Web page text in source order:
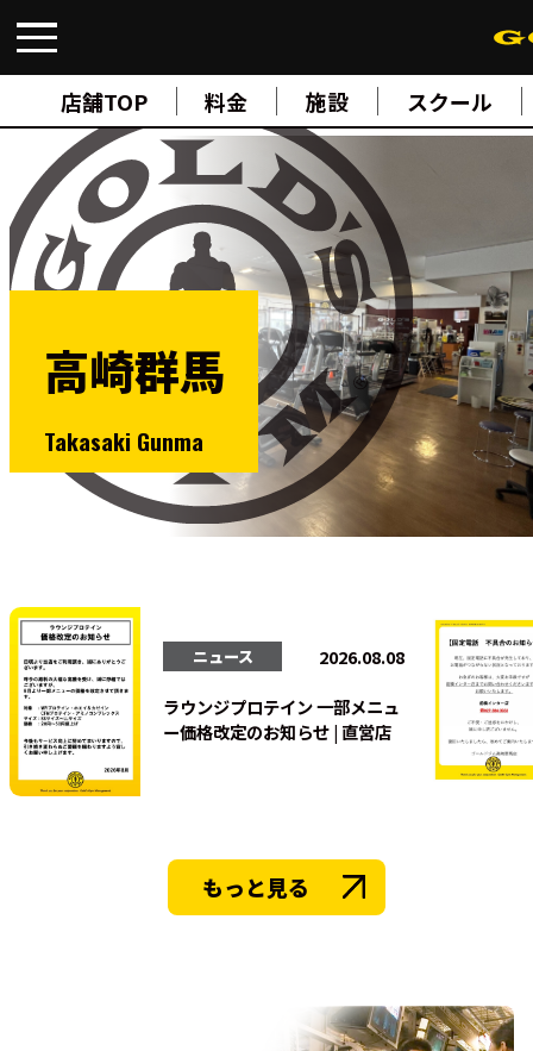
店舗TOP 料金 施設 スクール
FIND A GYM 店舗検索
ABOUT ゴールドジムについて
SUPPORT トレーニングサポート
SCHOOLスクール
STUDIOスタジオ
JOIN ご入会について
NEWSニュース
SHOP オンラインストア
法人会員
高崎群馬
Takasaki Gunma
ニュース 2026.08.08
ラウンジプロテイン 一部メニュ
ー価格改定のお知らせ | 直営店
もっと見る